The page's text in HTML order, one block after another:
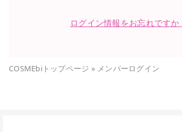
ログイン情報をお忘れですか
COSMEbiトップページ » メンバーログイン